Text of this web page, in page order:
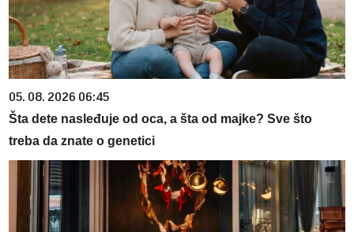
05. 08. 2026 06:45
Šta dete nasleđuje od oca, a šta od majke? Sve što
treba da znate o genetici